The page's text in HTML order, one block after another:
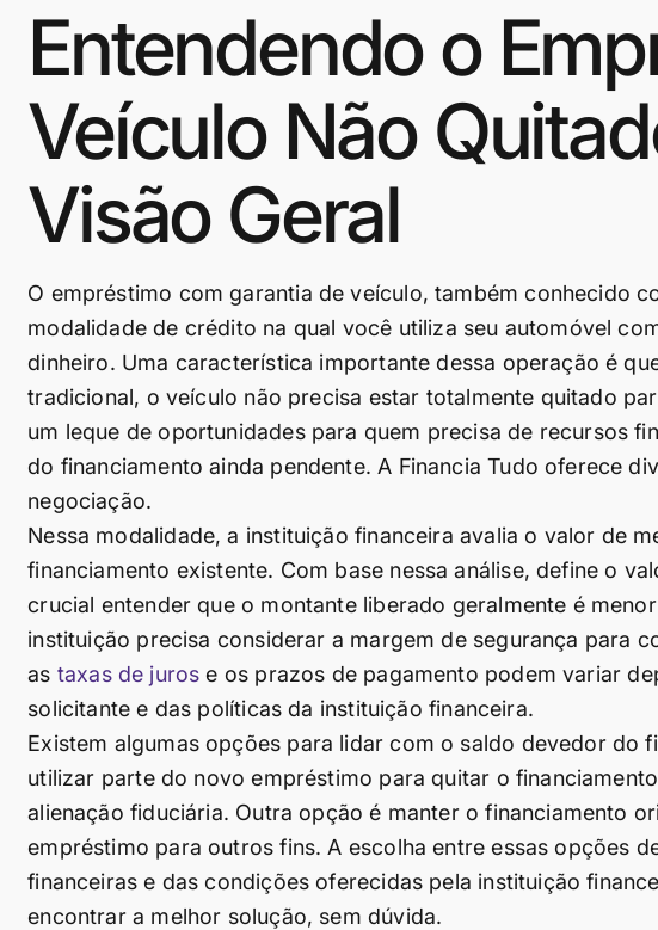
Entendendo o
Veículo Não
Visão Geral
O empréstimo com garantia de veículo, também conhecido
modalidade de crédito na qual você utiliza seu automóvel
dinheiro. Uma característica importante dessa operação é
tradicional, o veículo não precisa estar totalmente quitado
um leque de oportunidades para quem precisa de recursos
do financiamento ainda pendente. A Financia Tudo oferece
negociação.
Nessa modalidade, a instituição financeira avalia o valor de
financiamento existente. Com base nessa análise, define o
crucial entender que o montante liberado geralmente é
instituição precisa considerar a margem de segurança para
as taxas de juros e os prazos de pagamento podem variar
solicitante e das políticas da instituição financeira.
Existem algumas opções para lidar com o saldo devedor do
utilizar parte do novo empréstimo para quitar o
alienação fiduciária. Outra opção é manter o financiamento
empréstimo para outros fins. A escolha entre essas opções
financeiras e das condições oferecidas pela instituição
encontrar a melhor solução, sem dúvida.